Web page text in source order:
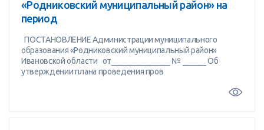
«Родниковский муниципальный район» на
период
ПОСТАНОВЛЕНИЕ Администрации муниципального
образования «Родниковский муниципальный район»
Ивановской области от_______________ № ______ Об
утверждении плана проведения пров